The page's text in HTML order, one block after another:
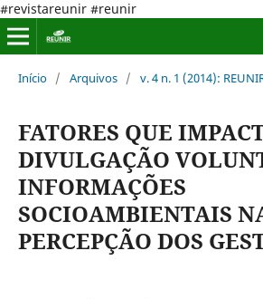
#revistareunir #reunir
Início / Arquivos / v. 4 n. 1 (2014):
FATORES QUE
DIVULGAÇÃO
INFORMAÇÕES
SOCIOAMBIENTAIS
PERCEPÇÃO DOS